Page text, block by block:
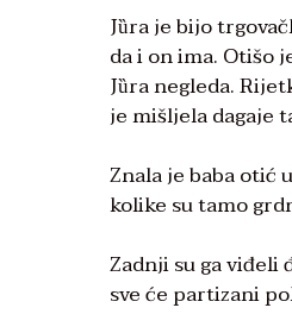
Jȕra je bijo
da i on ima. Otišo
Jȕra negleda.
je mišljela dagaje
Znala je baba otić
kolike su tamo
Zadnji su ga viđeli
sve će partizani